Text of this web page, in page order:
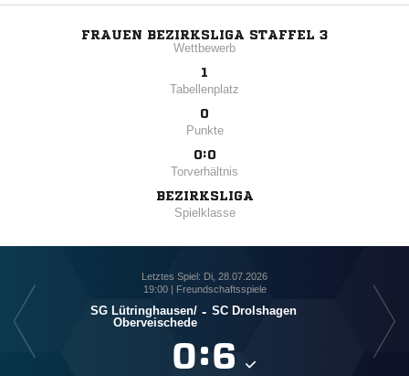
FRAUEN BEZIRKSLIGA STAFFEL 3
Wettbewerb
1
Tabellenplatz
0
Punkte
0:0
Torverhältnis
BEZIRKSLIGA
Spielklasse
Letztes Spiel: Di, 28.07.2026
19:00 | Freundschaftsspiele
SG Lütringhausen/​
Oberveischede
- SC Drolshagen
: